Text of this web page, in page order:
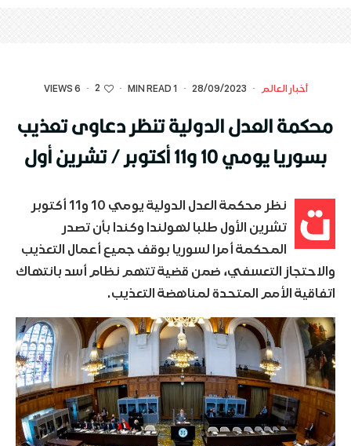
أخبار العالم ·
28/09/2023
·
1 MIN READ
·
2
·
6 VIEWS
محكمة العدل الدولية تنظر دعاوى تعذيب
بسوريا يومي 10 و11 أكتوبر / تشرين أول
ت
نظر محكمة العدل الدولية يومي 10 و11 أكتوبر
تشرين الأول طلبا لهولندا وكندا بأن تصدر
المحكمة أمرا لسوريا بوقف جميع أعمال التعذيب
والاحتجاز التعسفي، ضمن قضية تتهم نظام أسد بانتهاك
اتفاقية الأمم المتحدة لمناهضة التعذيب.